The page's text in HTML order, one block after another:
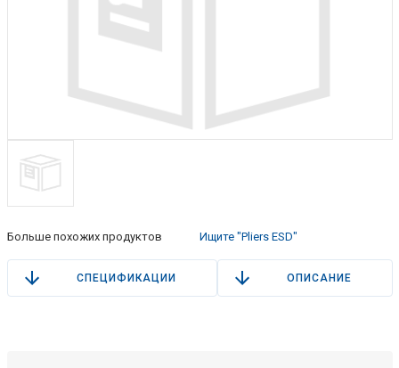
Больше похожих продуктов Ищите "Pliers ESD"
СПЕЦИФИКАЦИИ ОПИСАНИЕ